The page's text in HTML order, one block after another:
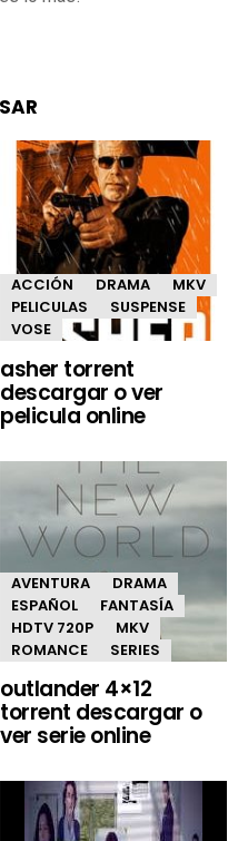
ACCIÓN DRAMA
MKV
PELICULAS
SUSPENSE
VOSE
asher torrent
descargar o ver
pelicula online
AVENTURA
DRAMA
ESPAÑOL
FANTASÍA
HDTV 720P
MKV
ROMANCE
SERIES
outlander 4×12
torrent descargar o
ver serie online